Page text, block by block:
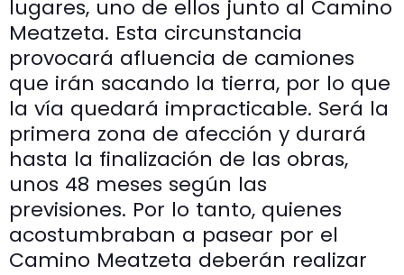
lugares, uno de ellos junto al Camino
Meatzeta. Esta circunstancia
provocará afluencia de camiones
que irán sacando la tierra, por lo que
la vía quedará impracticable. Será la
primera zona de afección y durará
hasta la finalización de las obras,
unos 48 meses según las
previsiones. Por lo tanto, quienes
acostumbraban a pasear por el
Camino Meatzeta deberán realizar